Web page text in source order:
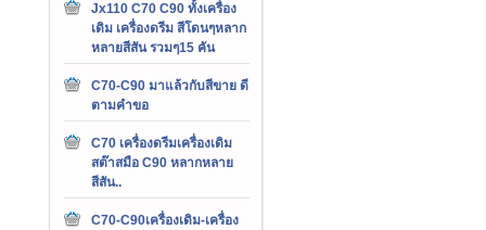
Jx110 C70 C90 ทั้งเครื่อง
เดิม เครื่องดรีม สีโดนๆหลาก
หลายสีสัน รวมๆ15 คัน
C70-C90 มาแล้วกับสีขาย ดี
ตามคำขอ
C70 เครื่องดรีมเครื่องเดิม
สต๊าสมือ C90 หลากหลาย
สีสัน..
C70-C90เครื่องเดิม-เครื่อง